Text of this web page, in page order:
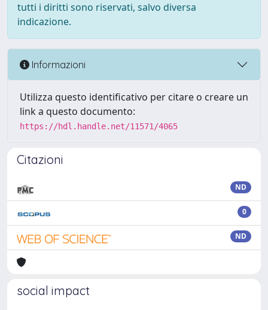
tutti i diritti sono riservati, salvo diversa
indicazione.
Informazioni
Utilizza questo identificativo per citare o creare un
link a questo documento:
https://hdl.handle.net/11571/4065
Citazioni
ND
0
ND
social impact